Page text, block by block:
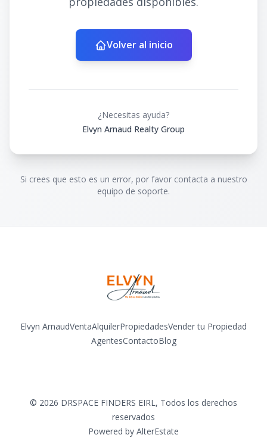
Volver al inicio
¿Necesitas ayuda?
Elvyn Arnaud Realty Group
Si crees que esto es un error, por favor contacta a nuestro
equipo de soporte.
Elvyn ArnaudVentaAlquilerPropiedadesVender tu Propiedad
AgentesContactoBlog
© 2026 DRSPACE FINDERS EIRL, Todos los derechos
reservados
Powered by AlterEstate